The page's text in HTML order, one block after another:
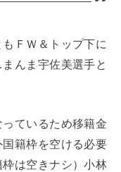
ＦＷ＆トップ下に
んま宇佐美選手と
ているため移籍金
籍枠を空ける必要
は空きナシ）小林